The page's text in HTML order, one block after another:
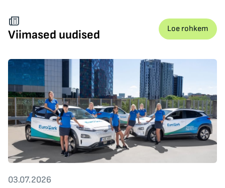
Viimased uudised Loe rohkem
03.07.2026